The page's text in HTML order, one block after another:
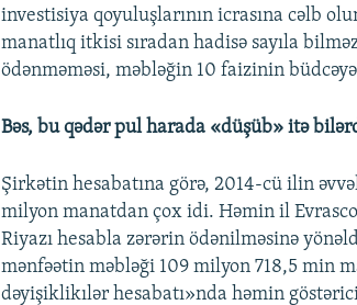
investisiya qoyuluşlarının icrasına cəlb
manatlıq itkisi sıradan hadisə sayıla
ödənməməsi, məbləğin 10 faizinin
Bəs, bu qədər pul harada «düşüb» itə
Şirkətin hesabatına görə, 2014-cü ilin
milyon manatdan çox idi. Həmin il
Riyazı hesabla zərərin ödənilməsinə
mənfəətin məbləği 109 milyon 718,5 min
dəyişiklikılər hesabatı»nda həmin